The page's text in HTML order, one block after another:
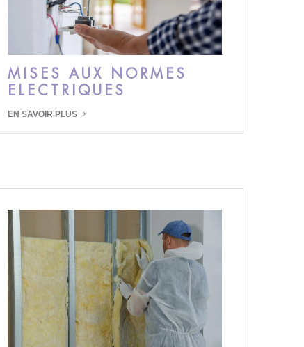
MISES AUX NORMES
ELECTRIQUES
EN SAVOIR PLUS